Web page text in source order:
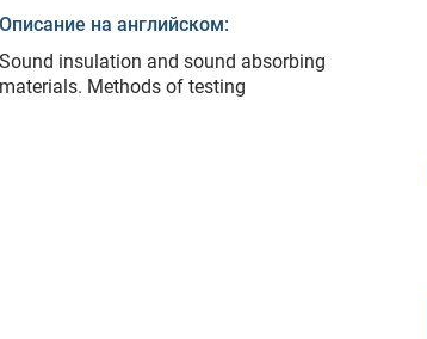
Описание на английском:
Sound insulation and sound absorbing
materials. Methods of testing